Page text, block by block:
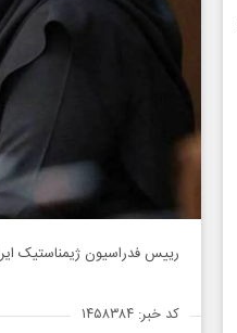
رییس فدراسیون ژیمناستیک
کد خبر: ۱۴۵۸۳۸۴